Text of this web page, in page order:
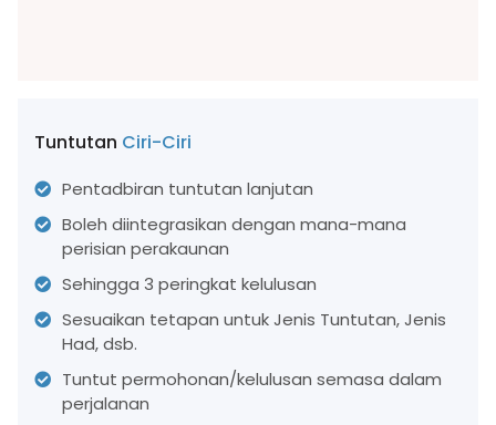
Tuntutan Ciri-Ciri
Pentadbiran tuntutan lanjutan
Boleh diintegrasikan dengan mana-mana
perisian perakaunan
Sehingga 3 peringkat kelulusan
Sesuaikan tetapan untuk Jenis Tuntutan, Jenis
Had, dsb.
Tuntut permohonan/kelulusan semasa dalam
perjalanan